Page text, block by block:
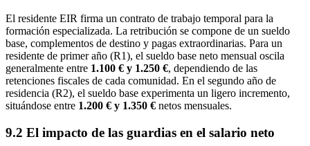
El residente EIR firma un contrato de trabajo temporal para la
formación especializada. La retribución se compone de un sueldo
base, complementos de destino y pagas extraordinarias. Para un
residente de primer año (R1), el sueldo base neto mensual oscila
generalmente entre 1.100 € y 1.250 €, dependiendo de las
retenciones fiscales de cada comunidad. En el segundo año de
residencia (R2), el sueldo base experimenta un ligero incremento,
situándose entre 1.200 € y 1.350 € netos mensuales.
9.2 El impacto de las guardias en el salario neto